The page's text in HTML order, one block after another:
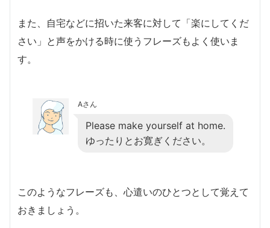
また、自宅などに招いた来客に対して「楽にしてくだ
さい」と声をかける時に使うフレーズもよく使いま
す。
Aさん
Please make yourself at home.
ゆったりとお寛ぎください。
このようなフレーズも、心遣いのひとつとして覚えて
おきましょう。